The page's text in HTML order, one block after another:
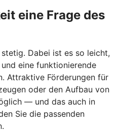
eine Frage des
Dabei ist es so leicht,
eine funktionierende
Attraktive Förderungen für
oder den Aufbau von
— und das auch in
Sie die passenden